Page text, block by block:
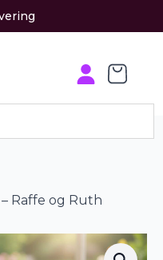
Raffe og Ruth